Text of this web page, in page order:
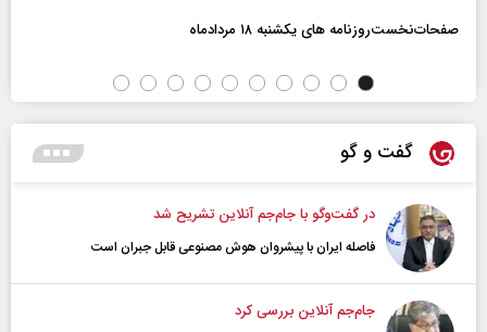
صفحات‌نخست‌روزنامه ها‌ی یکشنبه ۱۸ مردادماه
گفت و گو
در گفت‌و‌گو با جام‌جم آنلاین تشریح شد
فاصله ایران با پیشرو‌ان هوش مصنوعی قابل جبران است
جام‌جم آنلاین بررسی کرد